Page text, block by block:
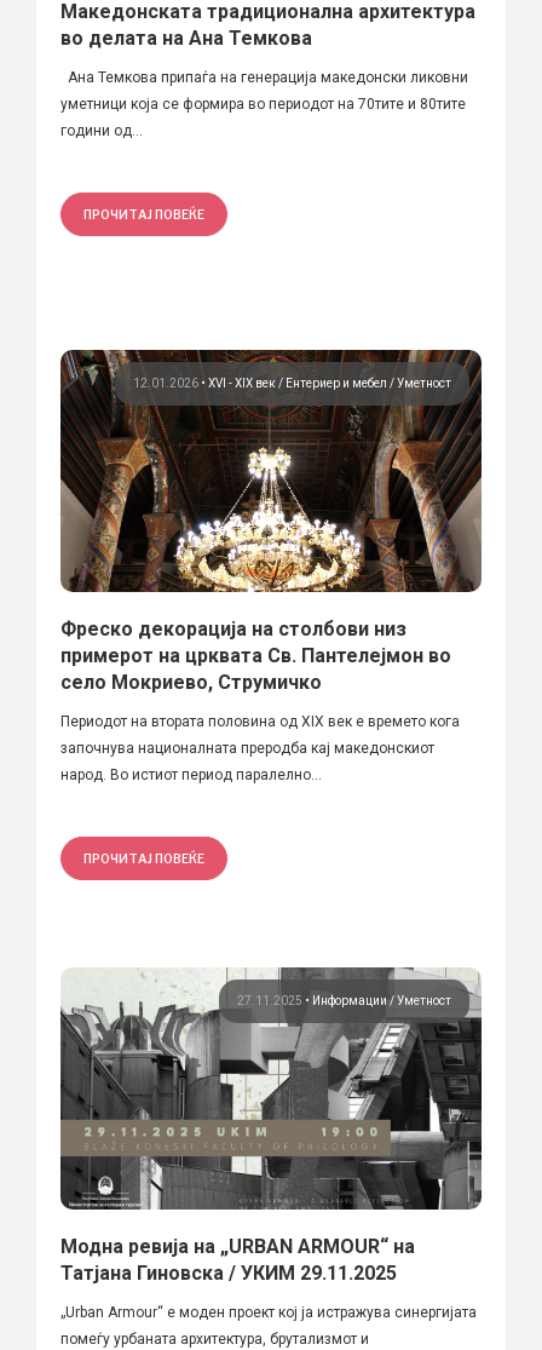
Македонската традиционална архитектура
во делата на Ана Темкова
Ана Темкова припаѓа на генерација македонски ликовни
уметници која се формира во периодот на 70тите и 80тите
години од...
ПРОЧИТАЈ ПОВЕЌЕ
12.01.2026 • XVI - XIX век Ентериер и мебел Уметност
Фреско декорација на столбови низ
примерот на црквата Св. Пантелејмон во
село Мокриево, Струмичко
Периодот на втората половина од XIX век е времето кога
започнува националната преродба кај македонскиот
народ. Во истиот период паралелно...
ПРОЧИТАЈ ПОВЕЌЕ
27.11.2025 • Информации Уметност
Модна ревија на „URBAN ARMOUR“ на
Татјана Гиновска / УКИМ 29.11.2025
„Urban Armour“ е моден проект кој ја истражува синергијата
помеѓу урбаната архитектура, брутализмот и